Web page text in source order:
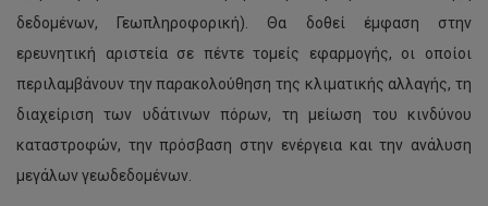
δεδομένων, Γεωπληροφορική). Θα δοθεί έμφαση στην
ερευνητική αριστεία σε πέντε τομείς εφαρμογής, οι οποίοι
περιλαμβάνουν την παρακολούθηση της κλιματικής αλλαγής, τη
διαχείριση των υδάτινων πόρων, τη μείωση του κινδύνου
καταστροφών, την πρόσβαση στην ενέργεια και την ανάλυση
μεγάλων γεωδεδομένων.